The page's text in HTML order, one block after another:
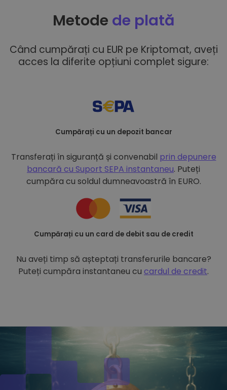
Metode de plată
Când cumpărați cu EUR pe Kriptomat, aveți
acces la diferite opțiuni complet sigure:
Cumpărați cu un depozit bancar
Transferați în siguranță și convenabil prin depunere
bancară cu Suport SEPA instantaneu. Puteți
cumpăra cu soldul dumneavoastră în EURO.
Cumpărați cu un card de debit sau de credit
Nu aveți timp să așteptați transferurile bancare?
Puteți cumpăra instantaneu cu cardul de credit.